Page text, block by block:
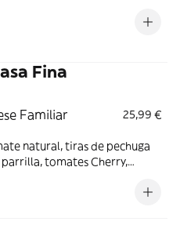
Fina
Familiar
25,99 €
natural, tiras de pechuga
tomates Cherry,